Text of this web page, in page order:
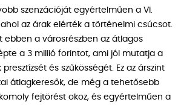
szenzációját egyértelműen a VI.
az árak elérték a történelmi csúcsot.
ebben a városrészben az átlagos
a 3 millió forintot, ami jól mutatja a
és szűkösségét. Ez az árszint
átlagkeresők, de még a tehetősebb
fejtörést okoz, és egyértelműen a